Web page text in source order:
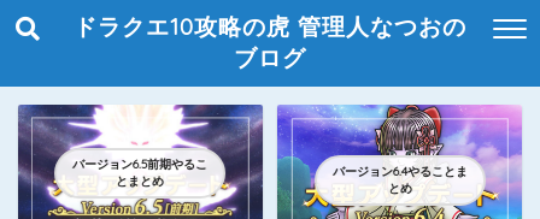
ドラクエ10攻略の虎 管理人なつおの
ブログ
バージョン6.5前期やるこ
とまとめ
バージョン6.4やることま
とめ